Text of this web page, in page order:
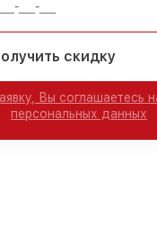
скидку
Вы соглашаетесь
персональных данных